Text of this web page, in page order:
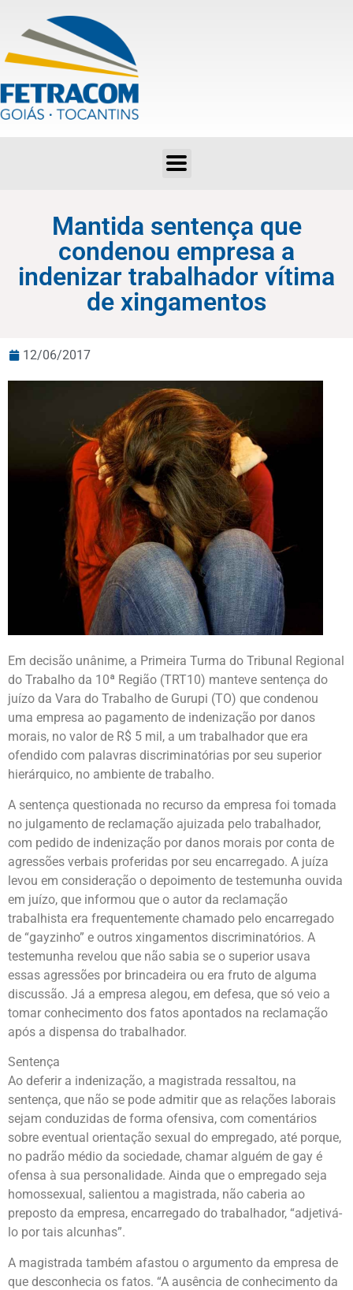
Mantida sentença que
condenou empresa a
indenizar trabalhador vítima
de xingamentos
12/06/2017
Em decisão unânime, a Primeira Turma do Tribunal Regional
do Trabalho da 10ª Região (TRT10) manteve sentença do
juízo da Vara do Trabalho de Gurupi (TO) que condenou
uma empresa ao pagamento de indenização por danos
morais, no valor de R$ 5 mil, a um trabalhador que era
ofendido com palavras discriminatórias por seu superior
hierárquico, no ambiente de trabalho.
A sentença questionada no recurso da empresa foi tomada
no julgamento de reclamação ajuizada pelo trabalhador,
com pedido de indenização por danos morais por conta de
agressões verbais proferidas por seu encarregado. A juíza
levou em consideração o depoimento de testemunha ouvida
em juízo, que informou que o autor da reclamação
trabalhista era frequentemente chamado pelo encarregado
de “gayzinho” e outros xingamentos discriminatórios. A
testemunha revelou que não sabia se o superior usava
essas agressões por brincadeira ou era fruto de alguma
discussão. Já a empresa alegou, em defesa, que só veio a
tomar conhecimento dos fatos apontados na reclamação
após a dispensa do trabalhador.
Sentença
Ao deferir a indenização, a magistrada ressaltou, na
sentença, que não se pode admitir que as relações laborais
sejam conduzidas de forma ofensiva, com comentários
sobre eventual orientação sexual do empregado, até porque,
no padrão médio da sociedade, chamar alguém de gay é
ofensa à sua personalidade. Ainda que o empregado seja
homossexual, salientou a magistrada, não caberia ao
preposto da empresa, encarregado do trabalhador, “adjetivá-
lo por tais alcunhas”.
A magistrada também afastou o argumento da empresa de
que desconhecia os fatos. “A ausência de conhecimento da